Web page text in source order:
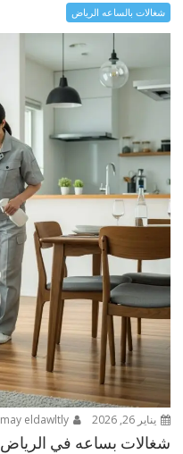
شغالات بالساعه الرياض
يناير 26, 2026 may eldawltly
شغالات بساعه في الرياض 0574587326